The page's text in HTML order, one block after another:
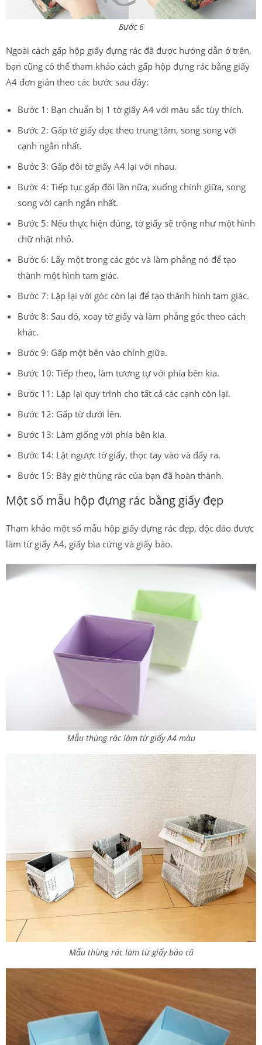
Bước 6
Ngoài cách gấp hộp giấy đựng rác đã được hướng dẫn ở trên,
bạn cũng có thể tham khảo cách gấp hộp đựng rác bằng giấy
A4 đơn giản theo các bước sau đây:
Bước 1: Bạn chuẩn bị 1 tờ giấy A4 với màu sắc tùy thích.
Bước 2: Gấp tờ giấy dọc theo trung tâm, song song với
cạnh ngắn nhất.
Bước 3: Gấp đôi tờ giấy A4 lại với nhau.
Bước 4: Tiếp tục gấp đôi lần nữa, xuống chính giữa, song
song với cạnh ngắn nhất.
Bước 5: Nếu thực hiện đúng, tờ giấy sẽ trông như một hình
chữ nhật nhỏ.
Bước 6: Lấy một trong các góc và làm phẳng nó để tạo
thành một hình tam giác.
Bước 7: Lặp lại với góc còn lại để tạo thành hình tam giác.
Bước 8: Sau đó, xoay tờ giấy và làm phẳng góc theo cách
khác.
Bước 9: Gấp một bên vào chính giữa.
Bước 10: Tiếp theo, làm tương tự với phía bên kia.
Bước 11: Lặp lại quy trình cho tất cả các cạnh còn lại.
Bước 12: Gấp từ dưới lên.
Bước 13: Làm giống với phía bên kia.
Bước 14: Lật ngược tờ giấy, thọc tay vào và đẩy ra.
Bước 15: Bây giờ thùng rác của bạn đã hoàn thành.
Một số mẫu hộp đựng rác bằng giấy đẹp
Tham khảo một số mẫu hộp giấy đựng rác đẹp, độc đáo được
làm từ giấy A4, giấy bìa cứng và giấy báo.
Mẫu thùng rác làm từ giấy A4 màu
Mẫu thùng rác làm từ giấy báo cũ